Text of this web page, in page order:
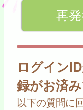
ログイン
録がお済
以下の質問に